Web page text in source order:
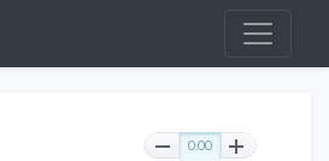
0.00